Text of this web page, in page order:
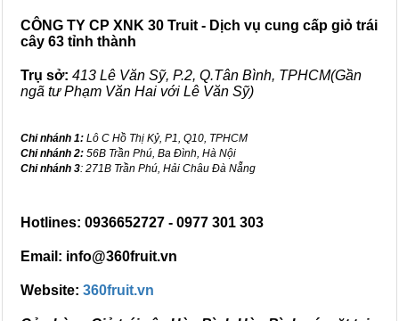
CÔNG TY CP XNK 30 Truit - Dịch vụ cung cấp giỏ trái
cây 63 tỉnh thành
Trụ sở: 413 Lê Văn Sỹ, P.2, Q.Tân Bình, TPHCM(Gần
ngã tư Phạm Văn Hai với Lê Văn Sỹ)
Chi nhánh 1: Lô C Hồ Thị Kỷ, P1, Q10, TPHCM
Chi nhánh 2: 56B Trần Phú, Ba Đình, Hà Nội
Chi nhánh 3: 271B Trần Phú, Hải Châu Đà Nẵng
Hotlines: 0936652727 - 0977 301 303
Email: info@360fruit.vn
Website: 360fruit.vn